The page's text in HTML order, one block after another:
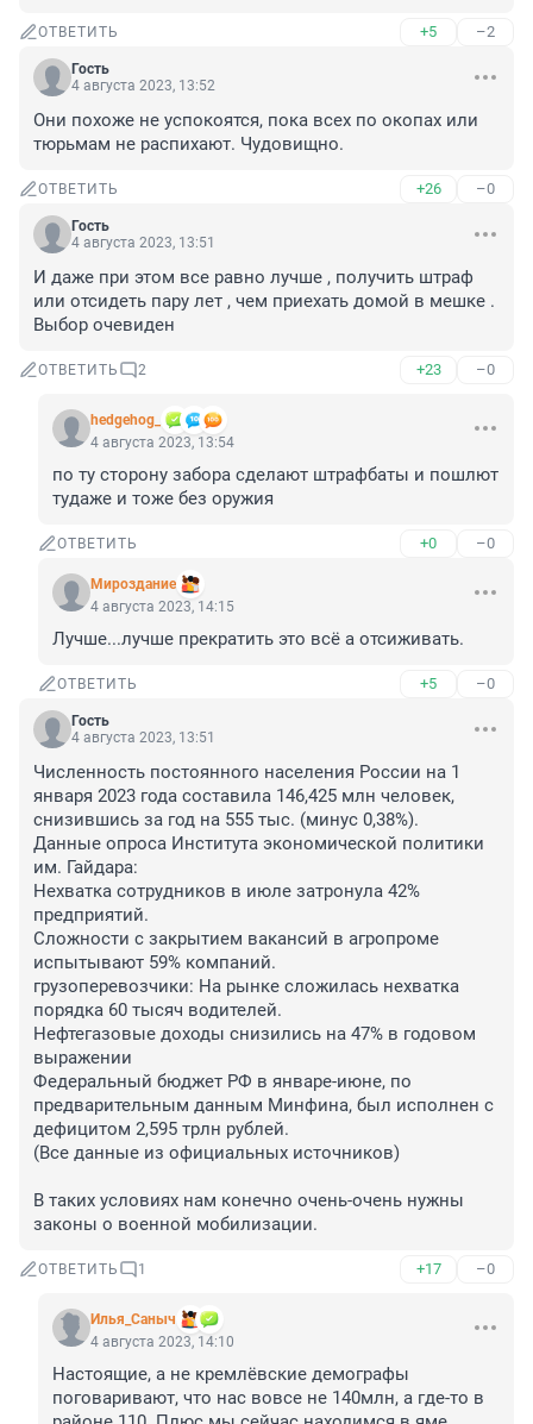
ОТВЕТИТЬ +5 –2
Гость
4 августа 2023, 13:52
Они похоже не успокоятся, пока всех по окопах или
тюрьмам не распихают. Чудовищно.
ОТВЕТИТЬ +26 –0
Гость
4 августа 2023, 13:51
И даже при этом все равно лучше , получить штраф
или отсидеть пару лет , чем приехать домой в мешке .
Выбор очевиден
ОТВЕТИТЬ 2 +23 –0
hedgehog_
4 августа 2023, 13:54
по ту сторону забора сделают штрафбаты и пошлют
тудаже и тоже без оружия
ОТВЕТИТЬ +0 –0
Мироздание
4 августа 2023, 14:15
Лучше...лучше прекратить это всё а отсиживать.
ОТВЕТИТЬ +5 –0
Гость
4 августа 2023, 13:51
Численность постоянного населения России на 1
января 2023 года составила 146,425 млн человек,
снизившись за год на 555 тыс. (минус 0,38%).
Данные опроса Института экономической политики
им. Гайдара:
Нехватка сотрудников в июле затронула 42%
предприятий.
Сложности с закрытием вакансий в агропроме
испытывают 59% компаний.
грузоперевозчики: На рынке сложилась нехватка
порядка 60 тысяч водителей.
Нефтегазовые доходы снизились на 47% в годовом
выражении
Федеральный бюджет РФ в январе-июне, по
предварительным данным Минфина, был исполнен с
дефицитом 2,595 трлн рублей.
(Все данные из официальных источников)
В таких условиях нам конечно очень-очень нужны
законы о военной мобилизации.
ОТВЕТИТЬ 1 +17 –0
Илья_Саныч
4 августа 2023, 14:10
Настоящие, а не кремлёвские демографы
поговаривают, что нас вовсе не 140млн, а где-то в